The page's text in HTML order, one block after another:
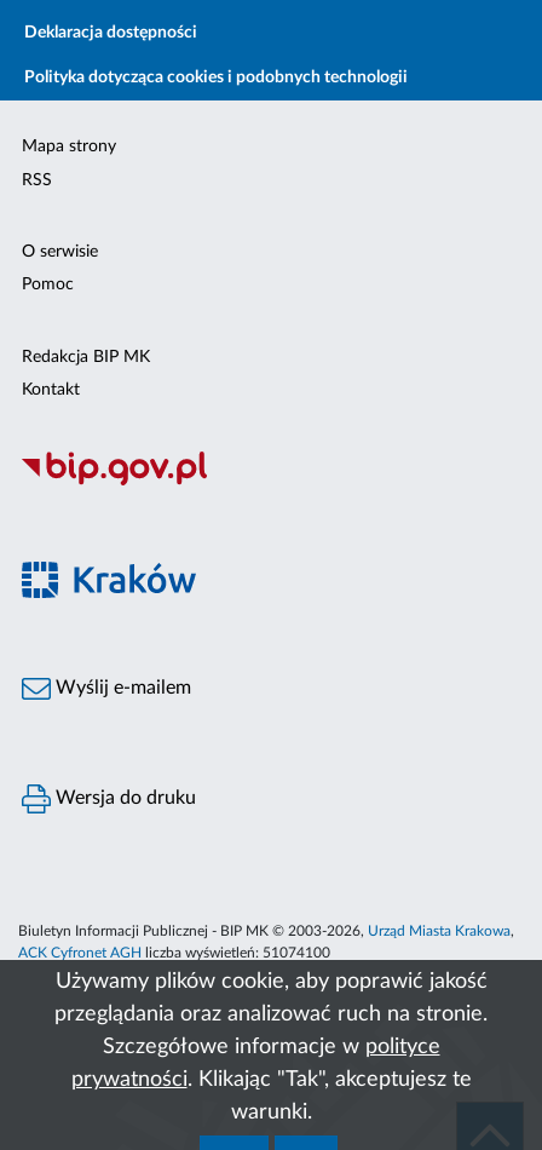
Używamy plików cookie, aby poprawić jakość
przeglądania oraz analizować ruch na stronie.
Szczegółowe informacje w polityce
prywatności. Klikając "Tak", akceptujesz te
warunki.
Deklaracja dostępności
Polityka dotycząca cookies i podobnych technologii
Mapa strony
RSS
O serwisie
Pomoc
Redakcja BIP MK
Kontakt
Wyślij e-mailem
Wersja do druku
Biuletyn Informacji Publicznej - BIP MK © 2003-2026, Urząd Miasta Krakowa,
ACK Cyfronet AGH
liczba wyświetleń: 51074100